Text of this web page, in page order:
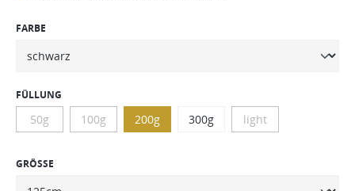
FARBE
FÜLLUNG
50g 100g 200g 300g light
GRÖSSE